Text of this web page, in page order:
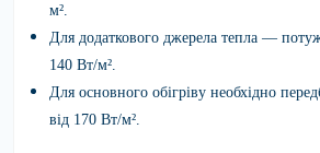
м².
Для додаткового джерела тепла —
140 Вт/м².
Для основного обігріву необхідно
від 170 Вт/м².